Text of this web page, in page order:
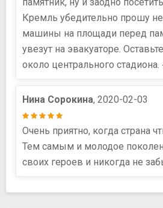
Кремль убедительно прошу не
машины на площади перед
увезут на эвакуаторе.
около центрального
Нина Сорокина, 2020-02-03
Очень приятно, когда страна
Тем самым и молодое
своих героев и никогда не